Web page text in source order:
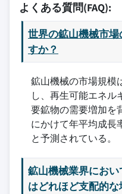
よくある質問(FAQ):
世界の鉱山機械市
すか？
鉱山機械の市場規模
し、再生可能エネル
要鉱物の需要増加を
にかけて年平均成長
と予測されている。
鉱山機械業界にお
はどれほど支配的